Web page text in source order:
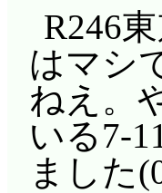
R246
はマシ
ねえ。
いる7-
ました